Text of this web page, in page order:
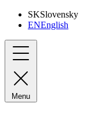
SKSlovensky
ENEnglish
Menu